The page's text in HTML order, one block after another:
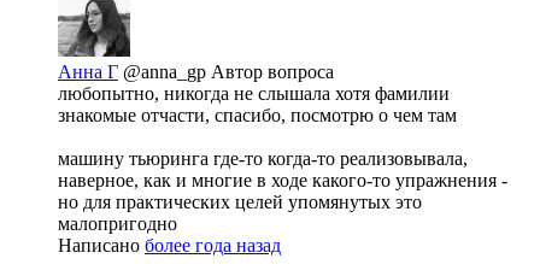
Анна Г @anna_gp Автор вопроса
любопытно, никогда не слышала хотя фамилии
знакомые отчасти, спасибо, посмотрю о чем там
машину тьюринга где-то когда-то реализовывала,
наверное, как и многие в ходе какого-то упражнения -
но для практических целей упомянутых это
малопригодно
Написано более года назад